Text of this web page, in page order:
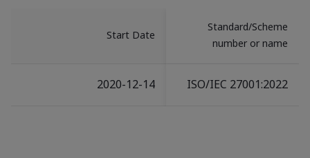
Standard/Scheme
number or name
Start Date
ISO/IEC 27001:2022
2020-12-14